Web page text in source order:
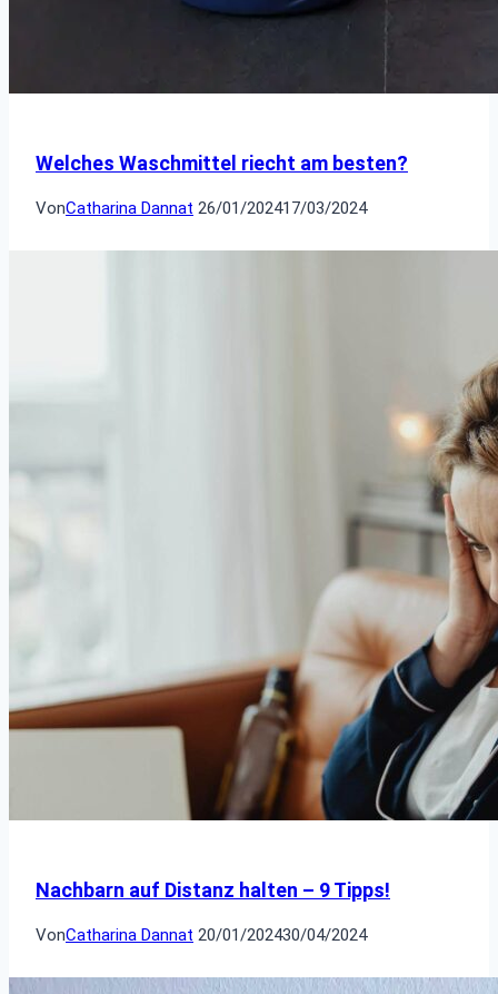
Welches Waschmittel riecht am besten?
VonCatharina Dannat 26/01/202417/03/2024
Nachbarn auf Distanz halten – 9 Tipps!
VonCatharina Dannat 20/01/202430/04/2024